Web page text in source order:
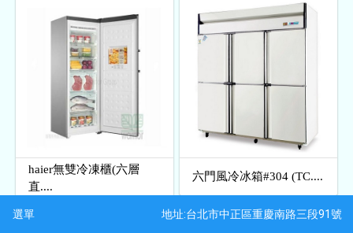
選單 地址:台北市中正區重慶南路三段91號
haier無雙冷凍櫃(六層
直....
六門風冷冰箱#304 (TC....